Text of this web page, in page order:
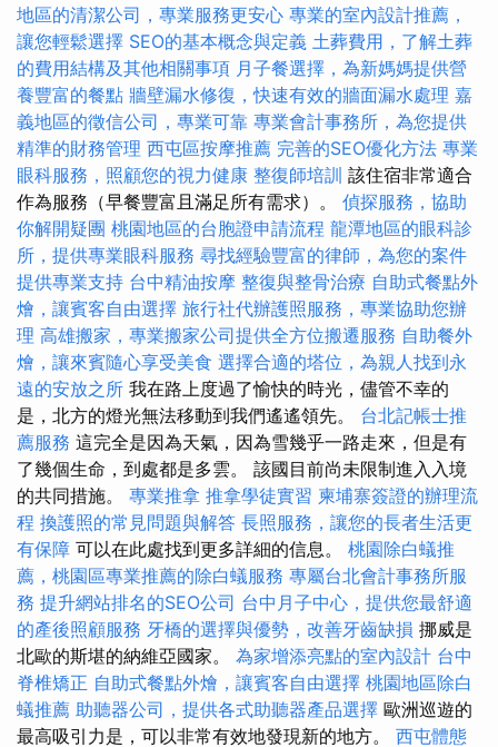
地區的清潔公司，專業服務更安心 專業的室內設計推薦，
讓您輕鬆選擇 SEO的基本概念與定義 土葬費用，了解土葬
的費用結構及其他相關事項 月子餐選擇，為新媽媽提供營
養豐富的餐點 牆壁漏水修復，快速有效的牆面漏水處理 嘉
義地區的徵信公司，專業可靠 專業會計事務所，為您提供
精準的財務管理 西屯區按摩推薦 完善的SEO優化方法 專業
眼科服務，照顧您的視力健康 整復師培訓 該住宿非常適合
作為服務（早餐豐富且滿足所有需求）。 偵探服務，協助
你解開疑團 桃園地區的台胞證申請流程 龍潭地區的眼科診
所，提供專業眼科服務 尋找經驗豐富的律師，為您的案件
提供專業支持 台中精油按摩 整復與整骨治療 自助式餐點外
燴，讓賓客自由選擇 旅行社代辦護照服務，專業協助您辦
理 高雄搬家，專業搬家公司提供全方位搬遷服務 自助餐外
燴，讓來賓隨心享受美食 選擇合適的塔位，為親人找到永
遠的安放之所 我在路上度過了愉快的時光，儘管不幸的
是，北方的燈光無法移動到我們遙遙領先。 台北記帳士推
薦服務 這完全是因為天氣，因為雪幾乎一路走來，但是有
了幾個生命，到處都是多雲。 該國目前尚未限制進入入境
的共同措施。 專業推拿 推拿學徒實習 柬埔寨簽證的辦理流
程 換護照的常見問題與解答 長照服務，讓您的長者生活更
有保障 可以在此處找到更多詳細的信息。 桃園除白蟻推
薦，桃園區專業推薦的除白蟻服務 專屬台北會計事務所服
務 提升網站排名的SEO公司 台中月子中心，提供您最舒適
的產後照顧服務 牙橋的選擇與優勢，改善牙齒缺損 挪威是
北歐的斯堪的納維亞國家。 為家增添亮點的室內設計 台中
脊椎矯正 自助式餐點外燴，讓賓客自由選擇 桃園地區除白
蟻推薦 助聽器公司，提供各式助聽器產品選擇 歐洲巡遊的
最高吸引力是，可以非常有效地發現新的地方。 西屯體態